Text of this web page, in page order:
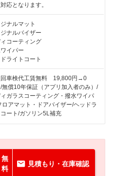
応となります。
ナルマット
ナルバイザー
コーティング
イパー
ライトコート
回車検代工賃無料 19,800円→0
/無償10年保証（アプリ加入者のみ）/
ガラスコーティング・撥水ワイパ
ロアマット・ドアバイザー/ヘッドラ
ート/ガソリン5L補充
無
料
見積もり・在庫確認